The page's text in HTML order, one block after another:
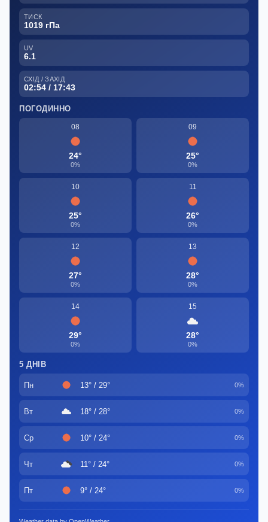
ТИСК
1019 гПа
UV
6.1
СХІД / ЗАХІД
02:54 / 17:43
ПОГОДИННО
08
24°
0%
09
25°
0%
10
25°
0%
11
26°
0%
12
27°
0%
13
28°
0%
14
29°
0%
15
28°
0%
5 ДНІВ
Пн 13° / 29° 0%
Вт 18° / 28° 0%
Ср 10° / 24° 0%
Чт 11° / 24° 0%
Пт 9° / 24° 0%